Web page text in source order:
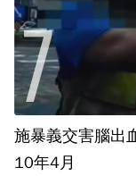
施暴義交害腦出
10年4月